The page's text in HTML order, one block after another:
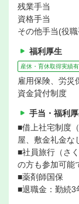
残業手当
資格手当
その他手当(役
福利厚生
産休・育休取得実績有
雇用保険、労災
資金貸付制度
手当・福利
■借上社宅制度
屋、敷金礼金な
■社員旅行（さ
の方も参加可能
■薬剤師国保
■退職金：勤続3